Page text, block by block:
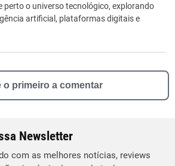
perto o universo tecnológico, explorando
artificial, plataformas digitais e
o primeiro a comentar
Newsletter
com as melhores notícias, reviews